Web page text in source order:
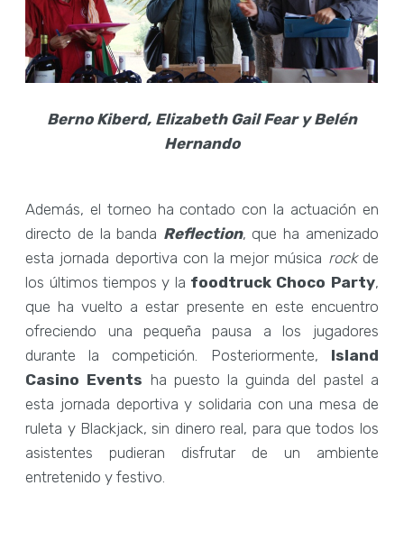
Berno Kiberd, Elizabeth Gail Fear y Belén
Hernando
Además, el torneo ha contado con la actuación en
directo de la banda Reflection, que ha amenizado
esta jornada deportiva con la mejor música rockde
los últimos tiempos y la foodtruck Choco Party,
que ha vuelto a estar presente en este encuentro
ofreciendo una pequeña pausa a los jugadores
durante la competición. Posteriormente, Island
Casino Events ha puesto la guinda del pastel a
esta jornada deportiva y solidaria con una mesa de
ruleta y Blackjack, sin dinero real, para que todos los
asistentes pudieran disfrutar de un ambiente
entretenido y festivo.